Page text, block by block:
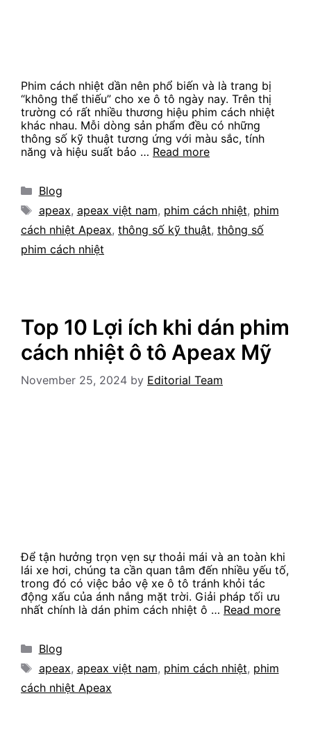
Phim cách nhiệt dần nên phổ biến và là trang bị
“không thể thiếu” cho xe ô tô ngày nay. Trên thị
trường có rất nhiều thương hiệu phim cách nhiệt
khác nhau. Mỗi dòng sản phẩm đều có những
thông số kỹ thuật tương ứng với màu sắc, tính
năng và hiệu suất bảo … Read more
Categories
Blog
Tags
apeax, apeax việt nam, phim cách nhiệt, phim
cách nhiệt Apeax, thông số kỹ thuật, thông số
phim cách nhiệt
Top 10 Lợi ích khi dán phim
cách nhiệt ô tô Apeax Mỹ
November 25, 2024 by Editorial Team
Để tận hưởng trọn vẹn sự thoải mái và an toàn khi
lái xe hơi, chúng ta cần quan tâm đến nhiều yếu tố,
trong đó có việc bảo vệ xe ô tô tránh khỏi tác
động xấu của ánh nắng mặt trời. Giải pháp tối ưu
nhất chính là dán phim cách nhiệt ô … Read more
Categories
Blog
Tags
apeax, apeax việt nam, phim cách nhiệt, phim
cách nhiệt Apeax